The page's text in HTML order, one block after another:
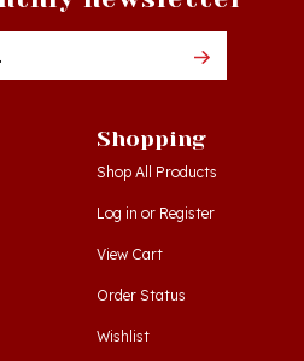
Email
Shop All Products
Log inorRegister
View Cart
Order Status
Wishlist
Return Policy